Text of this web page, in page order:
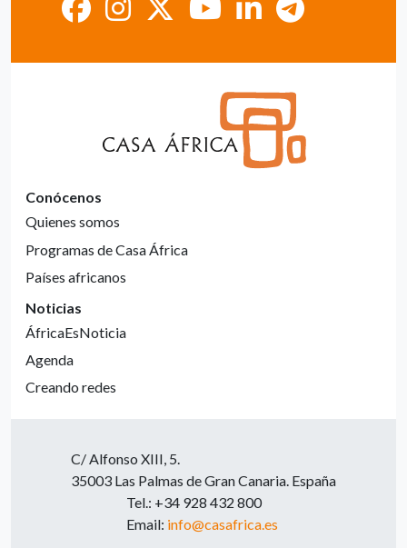
Conócenos
Quienes somos
Programas de Casa África
Países africanos
Noticias
ÁfricaEsNoticia
Agenda
Creando redes
C/ Alfonso XIII, 5.
35003 Las Palmas de Gran Canaria. España
Tel.: +34 928 432 800
Email: info@casafrica.es